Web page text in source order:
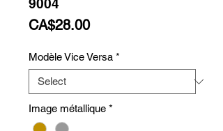
9004
CA$28.00Price
Modèle Vice Versa *
Image métallique *